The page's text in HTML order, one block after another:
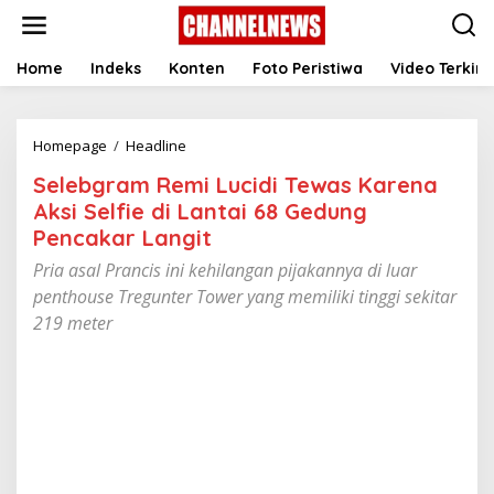
t
Home Indeks Konten Foto Peristiwa Video Terkini
Homepage / Headline
l
e
b
g
r
m
Selebgram Remi Lucidi Tewas Karena
Aksi Selfie di Lantai 68 Gedung
Pencakar Langit
Pria asal Prancis ini kehilangan pijakannya di luar
penthouse Tregunter Tower yang memiliki tinggi sekitar
219 meter